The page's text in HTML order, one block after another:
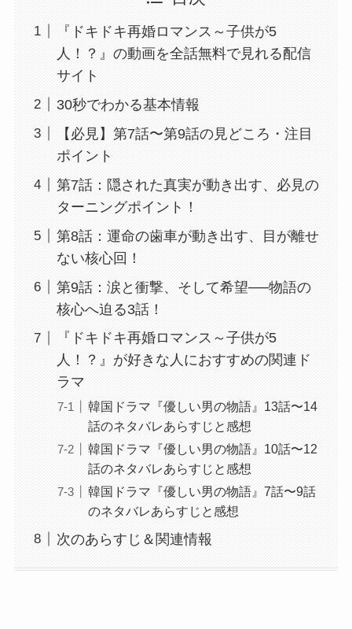
『ドキドキ再婚ロマンス～子供が5
人！？』の動画を全話無料で見れる配信
サイト
30秒でわかる基本情報
【必見】第7話〜第9話の見どころ・注目
ポイント
第7話：隠された真実が動き出す、必見の
ターニングポイント！
第8話：運命の歯車が動き出す、目が離せ
ない核心回！
第9話：涙と衝撃、そして希望──物語の
核心へ迫る3話！
『ドキドキ再婚ロマンス～子供が5
人！？』が好きな人におすすめの関連ド
ラマ
韓国ドラマ『優しい男の物語』13話〜14
話のネタバレあらすじと感想
韓国ドラマ『優しい男の物語』10話〜12
話のネタバレあらすじと感想
韓国ドラマ『優しい男の物語』7話〜9話
のネタバレあらすじと感想
次のあらすじ＆関連情報